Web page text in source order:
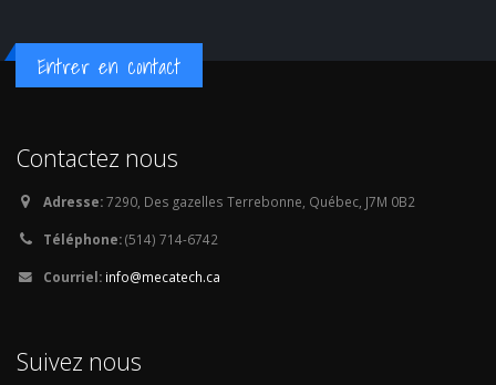
Entrer en contact
Contactez nous
Adresse:7290, Des gazelles Terrebonne, Québec, J7M 0B2
Téléphone:(514) 714-6742
Courriel: info@mecatech.ca
Suivez nous